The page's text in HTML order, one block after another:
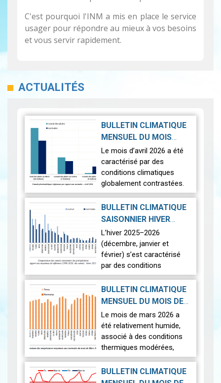
C'est pourquoi l'INM a mis en place le service
usager pour répondre au mieux à vos besoins
et vous servir rapidement.
ACTUALITÉS
BULLETIN CLIMATIQUE
MENSUEL DU MOIS
D'AVRIL 2026 |
2026-05-19
Le mois d’avril 2026 a été
caractérisé par des
conditions climatiques
globalement contrastées.
Sur le plan thermique, les
températures ont été
légèrement supérieures aux
BULLETIN CLIMATIQUE
SAISONNIER HIVER
2025-2026|2026-04-22
L’hiver 2025–2026
(décembre, janvier et
février) s’est caractérisé
par des conditions
climatiques contrastées
sur l’ensemble du territoire.
La saison a été marquée
BULLETIN CLIMATIQUE
MENSUEL DU MOIS DE
MARS 2026|2026-04-17
Le mois de mars 2026 a
été relativement humide,
associé à des conditions
thermiques modérées,
caractérisées par un
contraste entre des
journées légèrement plus
BULLETIN CLIMATIQUE